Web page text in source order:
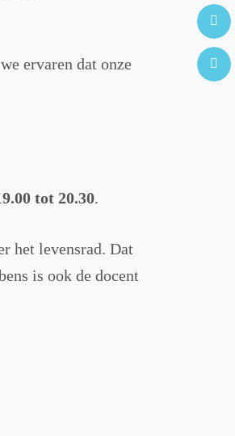
ervaren dat onze
tot 20.30.
het levensrad. Dat
is ook de docent